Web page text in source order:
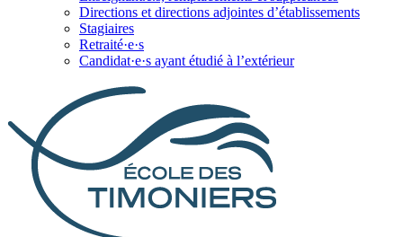
Directions et directions adjointes d’établissements
Stagiaires
Retraité·e·s
Candidat·e·s ayant étudié à l’extérieur